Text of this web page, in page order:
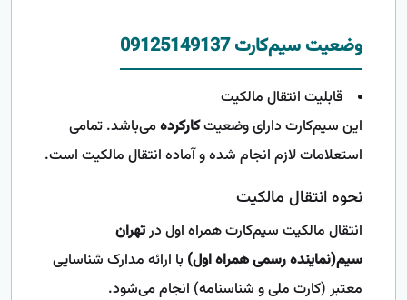
وضعیت سیم‌کارت 09125149137
قابلیت انتقال مالکیت
این سیم‌کارت دارای وضعیتکارکردهمی‌باشد. تمامی
استعلامات لازم انجام شده و آماده انتقال مالکیت است.
نحوه انتقال مالکیت
انتقال مالکیت سیم‌کارت همراه اول درتهران
سیم(نماینده رسمی همراه اول) با ارائه مدارک شناسایی
معتبر (کارت ملی و شناسنامه) انجام می‌شود.